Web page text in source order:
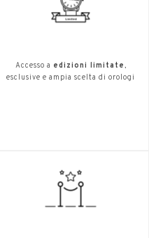
Accesso a edizioni limitate,
esclusive e ampia scelta di orologi